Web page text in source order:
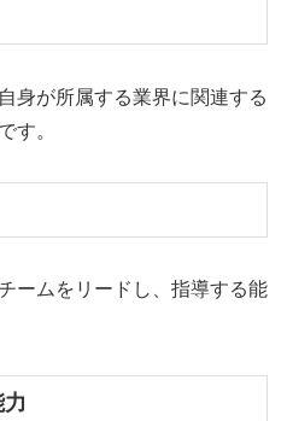
身が所属する業界に関連する
す。
ームをリードし、指導する能